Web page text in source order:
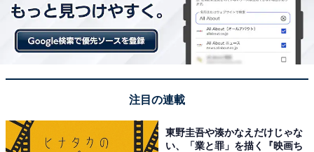
注目の連載
東野圭吾や湊かなえだけじゃな
い、「業と罪」を描く『映画ち